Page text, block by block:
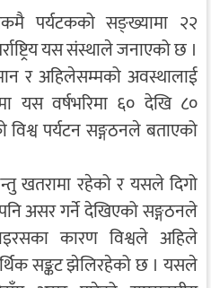
पर्यटकको सङ्ख्यामा २२
यस संस्थाले जनाएको छ ।
र अहिलेसम्मको अवस्थालाई
यस वर्षभरिमा ६० देखि ८०
पर्यटन सङ्गठनले बताएको
खतरामा रहेको र यसले दिगो
असर गर्ने देखिएको सङ्गठनले
कारण विश्वले अहिले
सङ्कट झेलिरहेको छ । यसले